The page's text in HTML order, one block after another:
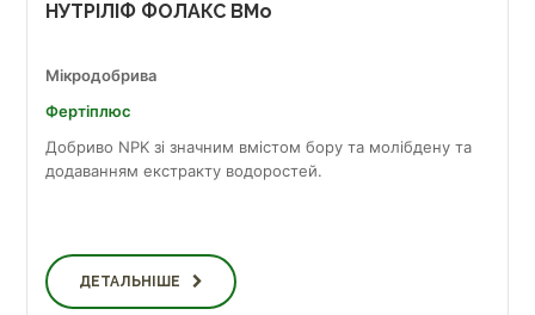
НУТРІЛІФ ФОЛАКС BMo
Мікродобрива
Фертіплюс
Добриво NPK зі значним вмістом бору та молібдену та
додаванням екстракту водоростей.
ДЕТАЛЬНІШЕ